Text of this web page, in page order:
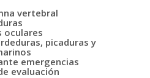
vertebral
oculares
picaduras y
emergencias
evaluación